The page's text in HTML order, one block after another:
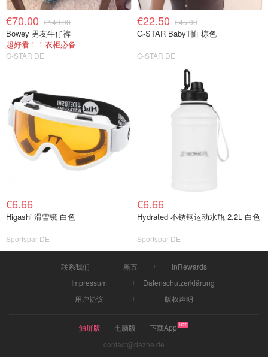
€70.00 €140.00
Bowey 男友牛仔裤
超好看！！衣柜必备
G-STAR DE
€22.50 €45.00
G-STAR BabyT恤 棕色
G-STAR DE
€6.66
Higashi 滑雪镜 白色
Sportspar DE
€6.66
Hydrated 不锈钢运动水瓶 2.2L 白色
Sportspar DE
联系我们 黑五
InRewards
Impressum
Datenschutzerklärung
用户协议
版权声明
触屏版 电脑版
下载App
contact@dazhe.de